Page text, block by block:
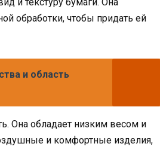
обработки, чтобы придать ей
и область
Она обладает низким весом и
и комфортные изделия,